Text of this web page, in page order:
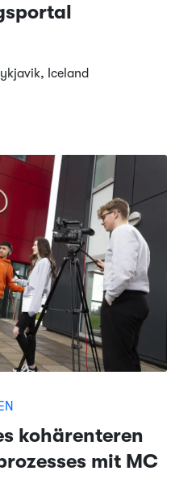
Iceland
kohärenteren
mit MC